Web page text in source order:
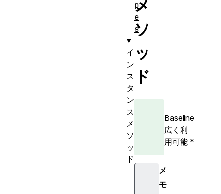
メ
ソ
ッ
ド
Baseline
広く利
用可能 *
メ
モ
p
e
s
イ
ン
ス
タ
ン
ス
メ
ソ
ッ
ド